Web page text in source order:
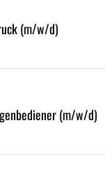
(m/w/d)
(m/w/d)